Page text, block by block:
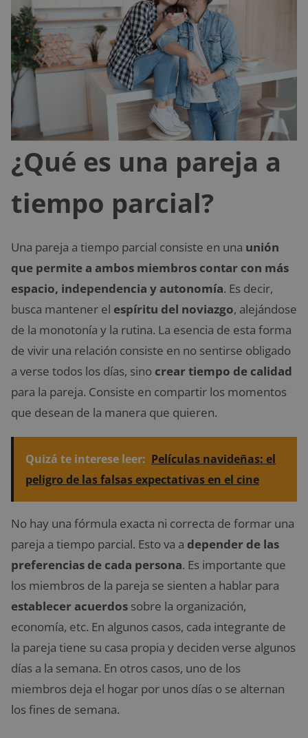
¿Qué es una pareja a
tiempo parcial?
Una pareja a tiempo parcial consiste en una unión
que permite a ambos miembros contar con más
espacio, independencia y autonomía. Es decir,
busca mantener el espíritu del noviazgo, alejándose
de la monotonía y la rutina. La esencia de esta forma
de vivir una relación consiste en no sentirse obligado
a verse todos los días, sino crear tiempo de calidad
para la pareja. Consiste en compartir los momentos
que desean de la manera que quieren.
Quizá te interese leer: Películas navideñas: el
peligro de las falsas expectativas en el cine
No hay una fórmula exacta ni correcta de formar una
pareja a tiempo parcial. Esto va a depender de las
preferencias de cada persona. Es importante que
los miembros de la pareja se sienten a hablar para
establecer acuerdos sobre la organización,
economía, etc. En algunos casos, cada integrante de
la pareja tiene su casa propia y deciden verse algunos
días a la semana. En otros casos, uno de los
miembros deja el hogar por unos días o se alternan
los fines de semana.